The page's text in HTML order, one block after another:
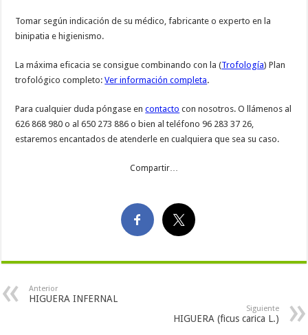
Tomar según indicación de su médico, fabricante o experto en la
binipatia e higienismo.
La máxima eficacia se consigue combinando con la (Trofología) Plan
trofológico completo:Ver información completa.
Para cualquier duda póngase encontacto con nosotros. O llámenos al
626 868 980 o al 650 273 886 o bien al teléfono 96 283 37 26,
estaremos encantados de atenderle en cualquiera que sea su caso.
Compartir…
Anterior
HIGUERA INFERNAL
Siguiente
HIGUERA (ficus carica L.)